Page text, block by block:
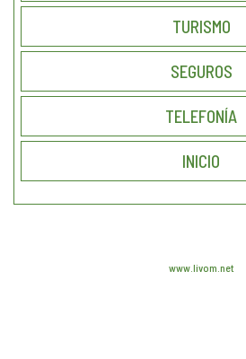
TURISMO
SEGUROS
TELEFONÍA
INICIO
www.livom.net